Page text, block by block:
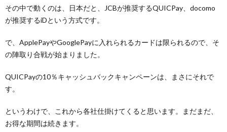
その中で動くのは、日本だと、JCBが推奨するQUICPay、docomo
が推奨するiDという方式です。
で、ApplePayやGooglePayに入れられるカードは限られるので、そ
の陣取り合戦が始まりました。
QUICPayの10％キャッシュバックキャンペーンは、まさにそれで
す。
というわけで、これから各社仕掛けてくると思います。まだまだ、
お得な期間は続きます。